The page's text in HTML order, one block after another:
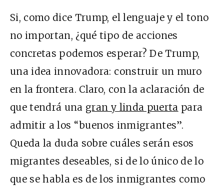
Si, como dice Trump, el lenguaje y el tono
no importan, ¿qué tipo de acciones
concretas podemos esperar? De Trump,
una idea innovadora: construir un muro
en la frontera. Claro, con la aclaración de
que tendrá una gran y linda puerta para
admitir a los “buenos inmigrantes”.
Queda la duda sobre cuáles serán esos
migrantes deseables, si de lo único de lo
que se habla es de los inmigrantes como